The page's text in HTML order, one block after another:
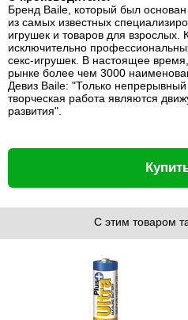
Бренд Baile, который был
из самых известных
игрушек и товаров для
исключительно
секс-игрушек. В настоящее
рынке более чем 3000
Девиз Baile: "Только
творческая работа являются
развития".
С этим товаром